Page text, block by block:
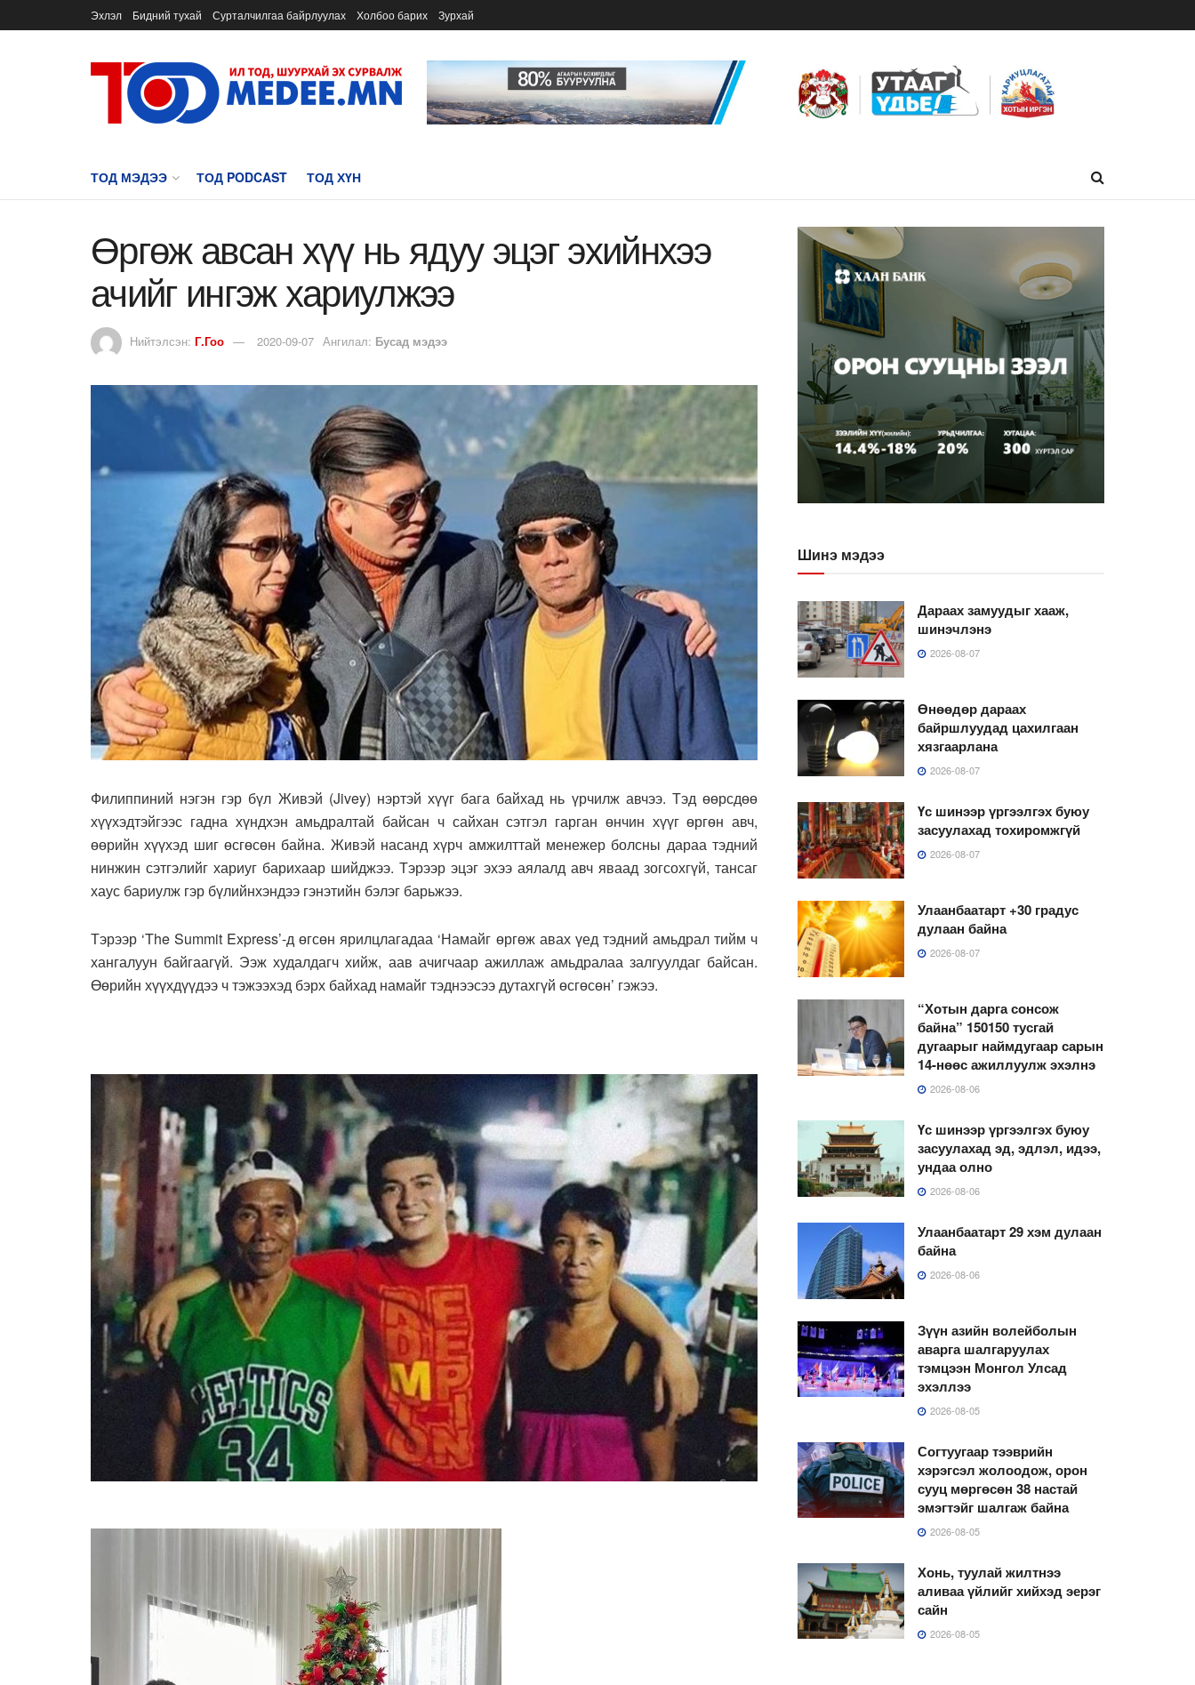
Эхлэл Бидний тухай Сурталчилгаа байрлуулах Холбоо барих Зурхай
ТОД МЭДЭЭ ТОД PODCAST ТОД ХҮН
Өргөж авсан хүү нь ядуу эцэг эхийнхээ
ачийг ингэж хариулжээ
Нийтэлсэн: Г.Гоо 2020-09-07 Ангилал: Бусад мэдээ
Филиппиний нэгэн гэр бүл Живэй (Jivey) нэртэй хүүг бага байхад нь үрчилж авчээ. Тэд өөрсдөө
хүүхэдтэйгээс гадна хүндхэн амьдралтай байсан ч сайхан сэтгэл гарган өнчин хүүг өргөн авч,
өөрийн хүүхэд шиг өсгөсөн байна. Живэй насанд хүрч амжилттай менежер болсны дараа тэдний
нинжин сэтгэлийг хариуг барихаар шийджээ. Тэрээр эцэг эхээ аялалд авч яваад зогсохгүй, тансаг
хаус бариулж гэр бүлийнхэндээ гэнэтийн бэлэг барьжээ.
Тэрээр ‘The Summit Express’-д өгсөн ярилцлагадаа ‘Намайг өргөж авах үед тэдний амьдрал тийм ч
хангалуун байгаагүй. Ээж худалдагч хийж, аав ачигчаар ажиллаж амьдралаа залгуулдаг байсан.
Өөрийн хүүхдүүдээ ч тэжээхэд бэрх байхад намайг тэднээсээ дутахгүй өсгөсөн’ гэжээ.
Шинэ мэдээ
Дараах замуудыг хааж,
шинэчлэнэ
2026-08-07
Өнөөдөр дараах
байршлуудад цахилгаан
хязгаарлана
2026-08-07
Үс шинээр үргээлгэх буюу
засуулахад тохиромжгүй
2026-08-07
Улаанбаатарт +30 градус
дулаан байна
2026-08-07
“Хотын дарга сонсож
байна” 150150 тусгай
дугаарыг наймдугаар сарын
14-нөөс ажиллуулж эхэлнэ
2026-08-06
Үс шинээр үргээлгэх буюу
засуулахад эд, эдлэл, идээ,
ундаа олно
2026-08-06
Улаанбаатарт 29 хэм дулаан
байна
2026-08-06
Зүүн азийн волейболын
аварга шалгаруулах
тэмцээн Монгол Улсад
эхэллээ
2026-08-05
Согтуугаар тээврийн
хэрэгсэл жолоодож, орон
сууц мөргөсөн 38 настай
эмэгтэйг шалгаж байна
2026-08-05
Хонь, туулай жилтнээ
аливаа үйлийг хийхэд эерэг
сайн
2026-08-05